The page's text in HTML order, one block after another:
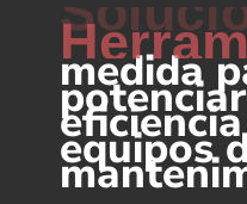
medida
equipos